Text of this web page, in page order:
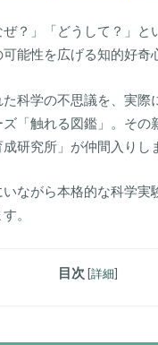
？」「どうして？」と
能性を広げる知的好奇
科学の不思議を、実際
「触れる図鑑」。その
研究所」が仲間入りし
ながら本格的な科学実
。
目次 [詳細]